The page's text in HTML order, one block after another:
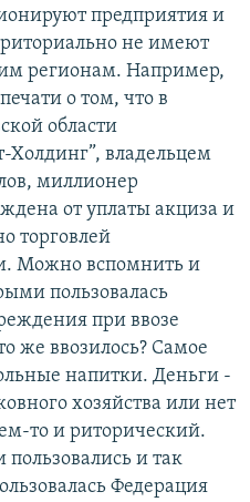
предприятия и
не имеют
регионам. Например,
о том, что в
области
Холдинг”, владельцем
миллионер
от уплаты акциза и
торговлей
Можно вспомнить и
пользовалась
при ввозе
же ввозилось? Самое
напитки. Деньги -
хозяйства или нет
то и риторический.
и так
Федерация